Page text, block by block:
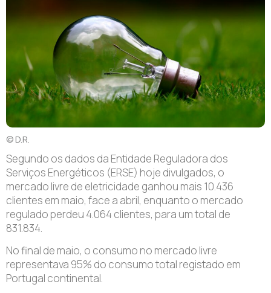
© D.R.
Segundo os dados da Entidade Reguladora dos
Serviços Energéticos (ERSE) hoje divulgados, o
mercado livre de eletricidade ganhou mais 10.436
clientes em maio, face a abril, enquanto o mercado
regulado perdeu 4.064 clientes, para um total de
831.834.
No final de maio, o consumo no mercado livre
representava 95% do consumo total registado em
Portugal continental.